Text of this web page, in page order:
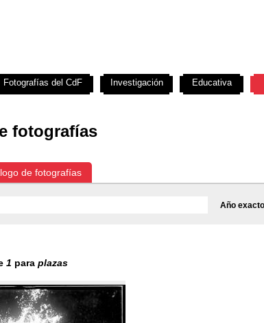
fotografías
de fotografías
Año
1 para plazas
Fotografías del CdF Investigación Educativa